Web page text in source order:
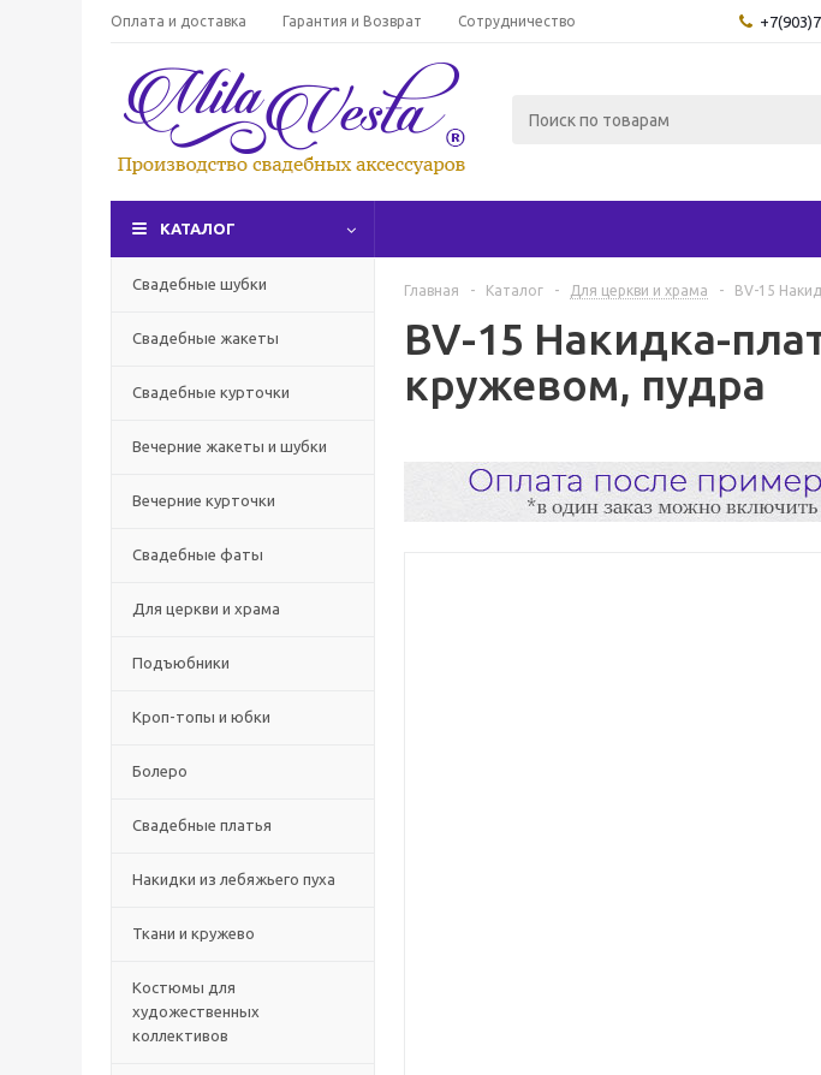
Оплата и доставка Гарантия и Возврат Сотрудничество
КАТАЛОГ
Свадебные шубки
Свадебные жакеты
Свадебные курточки
Вечерние жакеты и шубки
Вечерние курточки
Свадебные фаты
Для церкви и храма
Подъюбники
Кроп-топы и юбки
Болеро
Свадебные платья
Накидки из лебяжьего пуха
Ткани и кружево
Костюмы для
художественных
коллективов
Главная - Каталог - Для церкви и храма - BV-15
BV-15 Накидка-
кружевом, пудра